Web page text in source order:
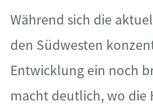
Während sich die
den Südwesten
Entwicklung ein noch
macht deutlich, wo die